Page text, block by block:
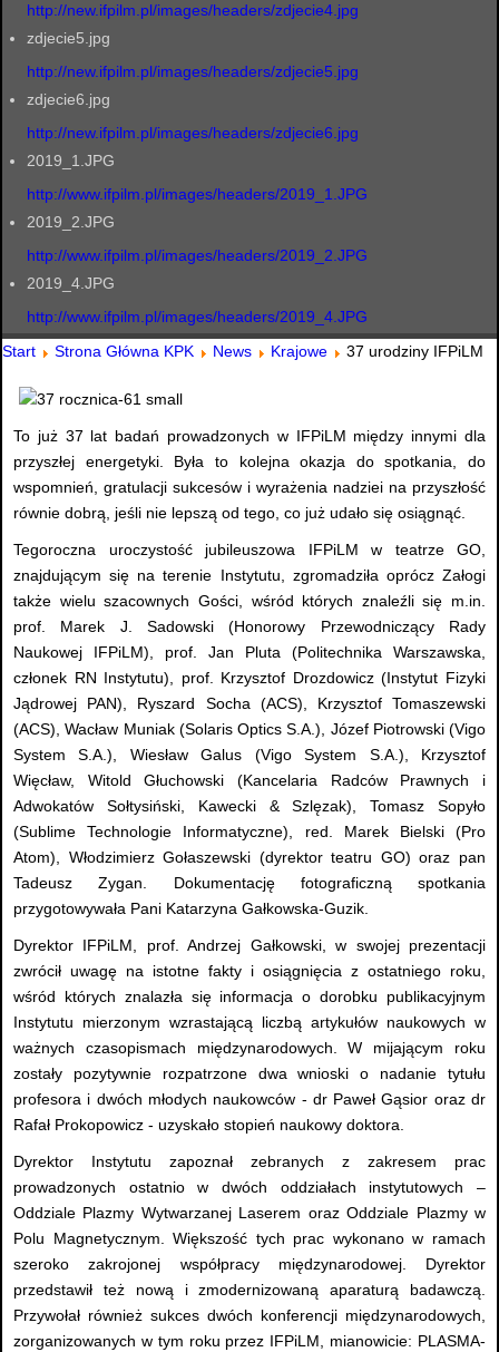
http://new.ifpilm.pl/images/headers/zdjecie4.jpg
zdjecie5.jpg
http://new.ifpilm.pl/images/headers/zdjecie5.jpg
zdjecie6.jpg
http://new.ifpilm.pl/images/headers/zdjecie6.jpg
2019_1.JPG
http://www.ifpilm.pl/images/headers/2019_1.JPG
2019_2.JPG
http://www.ifpilm.pl/images/headers/2019_2.JPG
2019_4.JPG
http://www.ifpilm.pl/images/headers/2019_4.JPG
Start
Strona Główna KPK News Krajowe 37 urodziny IFPiLM
To już 37 lat badań prowadzonych w IFPiLM między innymi dla
przyszłej energetyki. Była to kolejna okazja do spotkania, do
wspomnień, gratulacji sukcesów i wyrażenia nadziei na przyszłość
równie dobrą, jeśli nie lepszą od tego, co już udało się osiągnąć.
Tegoroczna uroczystość jubileuszowa IFPiLM w teatrze GO,
znajdującym się na terenie Instytutu, zgromadziła oprócz Załogi
także wielu szacownych Gości, wśród których znaleźli się m.in.
prof. Marek J. Sadowski (Honorowy Przewodniczący Rady
Naukowej IFPiLM), prof. Jan Pluta (Politechnika Warszawska,
członek RN Instytutu), prof. Krzysztof Drozdowicz (Instytut Fizyki
Jądrowej PAN), Ryszard Socha (ACS), Krzysztof Tomaszewski
(ACS), Wacław Muniak (Solaris Optics S.A.), Józef Piotrowski (Vigo
System S.A.), Wiesław Galus (Vigo System S.A.), Krzysztof
Więcław, Witold Głuchowski (Kancelaria Radców Prawnych i
Adwokatów Sołtysiński, Kawecki & Szlęzak), Tomasz Sopyło
(Sublime Technologie Informatyczne), red. Marek Bielski (Pro
Atom), Włodzimierz Gołaszewski (dyrektor teatru GO) oraz pan
Tadeusz Zygan. Dokumentację fotograficzną spotkania
przygotowywała Pani Katarzyna Gałkowska-Guzik.
Dyrektor IFPiLM, prof. Andrzej Gałkowski, w swojej prezentacji
zwrócił uwagę na istotne fakty i osiągnięcia z ostatniego roku,
wśród których znalazła się informacja o dorobku publikacyjnym
Instytutu mierzonym wzrastającą liczbą artykułów naukowych w
ważnych czasopismach międzynarodowych. W mijającym roku
zostały pozytywnie rozpatrzone dwa wnioski o nadanie tytułu
profesora i dwóch młodych naukowców - dr Paweł Gąsior oraz dr
Rafał Prokopowicz - uzyskało stopień naukowy doktora.
Dyrektor Instytutu zapoznał zebranych z zakresem prac
prowadzonych ostatnio w dwóch oddziałach instytutowych –
Oddziale Plazmy Wytwarzanej Laserem oraz Oddziale Plazmy w
Polu Magnetycznym. Większość tych prac wykonano w ramach
szeroko zakrojonej współpracy międzynarodowej. Dyrektor
przedstawił też nową i zmodernizowaną aparaturą badawczą.
Przywołał również sukces dwóch konferencji międzynarodowych,
zorganizowanych w tym roku przez IFPiLM, mianowicie: PLASMA-